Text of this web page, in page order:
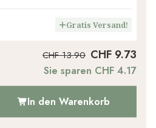
Gratis Versand!
CHF 13.90 CHF 9.73
Sie sparen CHF 4.17
In den Warenkorb